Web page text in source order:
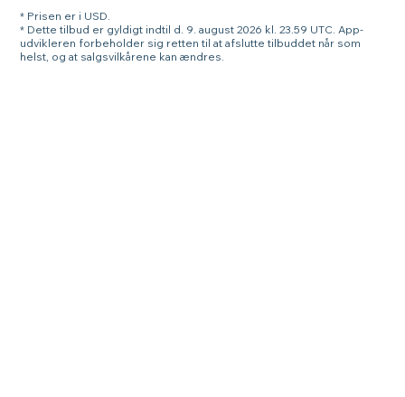
* Prisen er i USD.
* Dette tilbud er gyldigt indtil d. 9. august 2026 kl. 23.59 UTC. App-
udvikleren forbeholder sig retten til at afslutte tilbuddet når som
helst, og at salgsvilkårene kan ændres.